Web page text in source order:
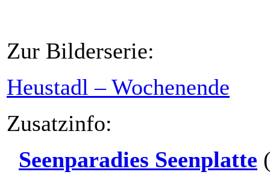
Zur Bilderserie:
Heustadl – Wochenende
Zusatzinfo:
Seenparadies Seenplatte